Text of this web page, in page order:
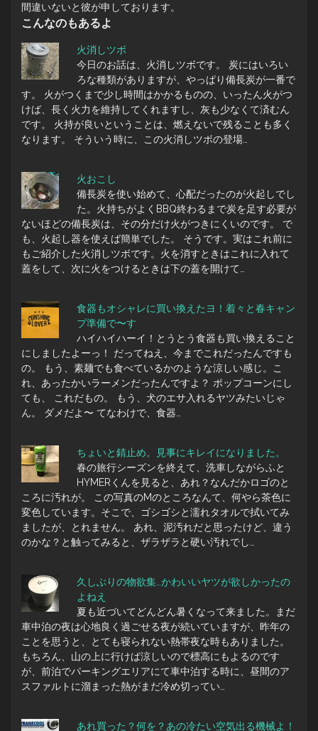
間違いないと彼が申しております。
こんなのもあるよ
火消しツボ
今日のお話は、火消しツボです。 炭にはいろい
ろな種類がありますが、やっぱり備長炭が一番で
す。 火がつくまで少し時間はかかるものの、いったん火がつ
けば、長く火力を維持してくれますし、灰も少なくて済むん
です。 火持が良いということは、燃えないで残ることも多く
なります。 そういう時に、この火消しツボの登場…
火おこし
備長炭を使い始めて、心配だったのが火起しでし
た。火持ちがよくBBQ終わるまで炭を足す必要が
ないほどの備長炭は、その分だけ火がつきにくいのです。 で
も、火起し器を使えば簡単でした。 そうです。実はこれ前に
もご紹介した火消しツボです。火を消すときはこれに入れて
蓋をして、次に火をつけるときは下の蓋を開けて…
食器もオシャレに買い換えたヨ！着々と春キャン
プ準備で〜す
ハイハイハーイ！とうとう食器も買い換えること
にしましたよーっ！ だってねえ、今までこれだったんですも
の。 もう、素麺でも食べているかのような涼しい感じ。こ
れ、あったかいラーメンだったんですよ？ ポップコーンにし
ても、 これだもの。 もう、犬のエサ入れるヤツみたいじゃ
ん。 ダメだよ〜 てなわけで、食器…
ちょいと錆止め。見事にキレイになりました。
春の旅行シーズンを終えて、洗車しながらふと
HYMERくんを見ると、あれ？なんだかロゴのと
ころに汚れが。 この写真のMのところなんて、何やら茶色に
変色しています。そこで、ゴシゴシと濡れタオルで拭いてみ
ましたが、とれません。 あれ、泥汚れだと思ったけど、違う
のかな？と触ってみると、ザラザラと硬い汚れでし…
久しぶりの物欲集…かわいいヤツが欲しかったの
よねえ
夏も近づいてどんどん暑くなって来ました。まだ
車中泊の夜は心地良く過ごせる夜が続いていますが、昨年の
ことを思うと、とても寝られない熱帯夜な時もありました。
もちろん、山の上に行けば涼しいので標高にもよるのです
が、前泊でパーキングエリアにて車中泊する時に、昼間のア
スファルトに溜まった熱がまだ冷め切ってい…
あれ買った？何を？あの冷たい空気出る機械よ！